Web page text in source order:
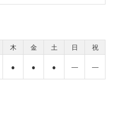
木 金 土 日
祝
● ● ● ― ―